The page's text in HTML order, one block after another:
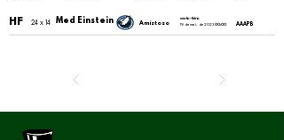
24 x 14
HF Med Einstein Amistoso
sexta-feira
19 de mai. de 202300:00 AAAPB